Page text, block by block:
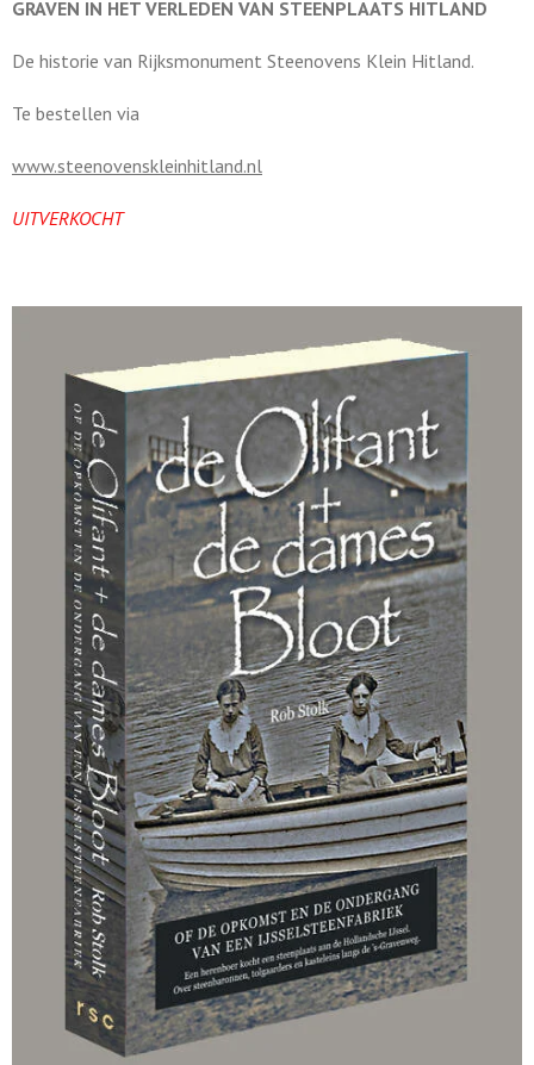
GRAVEN IN HET VERLEDEN VAN STEENPLAATS HITLAND
De historie van Rijksmonument Steenovens Klein Hitland.
Te bestellen via
www.steenovenskleinhitland.nl
UITVERKOCHT